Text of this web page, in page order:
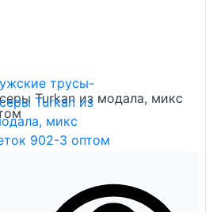
Turkan из модала, микс